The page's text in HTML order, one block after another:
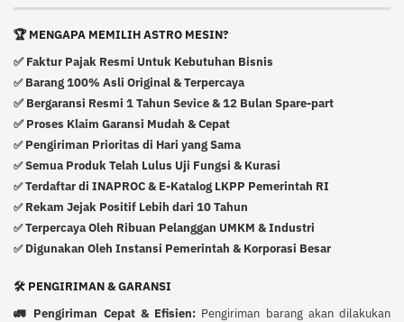
🏆 MENGAPA MEMILIH ASTRO MESIN?
✅ Faktur Pajak Resmi Untuk Kebutuhan Bisnis
✅ Barang 100% Asli Original & Terpercaya
✅ Bergaransi Resmi 1 Tahun Sevice & 12 Bulan Spare-part
✅ Proses Klaim Garansi Mudah & Cepat
✅ Pengiriman Prioritas di Hari yang Sama
✅Semua Produk Telah Lulus Uji Fungsi & Kurasi
✅Terdaftar di INAPROC & E-Katalog LKPP Pemerintah RI
✅ Rekam Jejak Positif Lebih dari 10 Tahun
✅Terpercaya Oleh Ribuan Pelanggan UMKM & Industri
✅ Digunakan Oleh Instansi Pemerintah & Korporasi Besar
🛠️ PENGIRIMAN & GARANSI
🚛 Pengiriman Cepat & Efisien: Pengiriman barang akan dilakukan